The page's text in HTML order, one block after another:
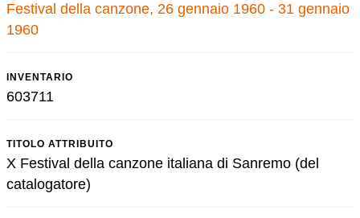
Festival della canzone, 26 gennaio 1960 - 31 gennaio
1960
INVENTARIO
603711
TITOLO ATTRIBUITO
X Festival della canzone italiana di Sanremo (del
catalogatore)